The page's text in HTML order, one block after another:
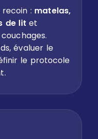
: matelas,
de lit et
évaluer le
le protocole